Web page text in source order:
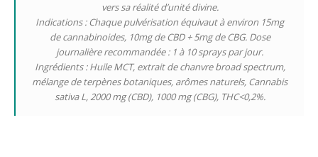
vers sa réalité d’unité divine.
Indications : Chaque pulvérisation équivaut à environ 15mg
de cannabinoides, 10mg de CBD + 5mg de CBG. Dose
journalière recommandée : 1 à 10 sprays par jour.
Ingrédients : Huile MCT, extrait de chanvre broad spectrum,
mélange de terpènes botaniques, arômes naturels, Cannabis
sativa L, 2000 mg (CBD), 1000 mg (CBG), THC<0,2%.